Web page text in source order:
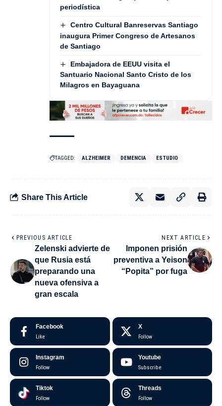
periodística
Centro Cultural Banreservas Santiago
inaugura Primer Congreso de Artesanos
de Santiago
Embajadora de EEUU visita el
Santuario Nacional Santo Cristo de los
Milagros en Bayaguana
TAGGED: ALZHEIMER DEMENCIA ESTUDIO
Share This Article
PREVIOUS ARTICLE
Zelenski advierte de
que Rusia está
preparando una
nueva ofensiva a
gran escala
NEXT ARTICLE
Imponen prisión
preventiva a Yeison
“Popita” por fuga
Facebook
Like
X
Follow
Instagram
Follow
Youtube
Subscribe
Tiktok
Follow
Threads
Follow